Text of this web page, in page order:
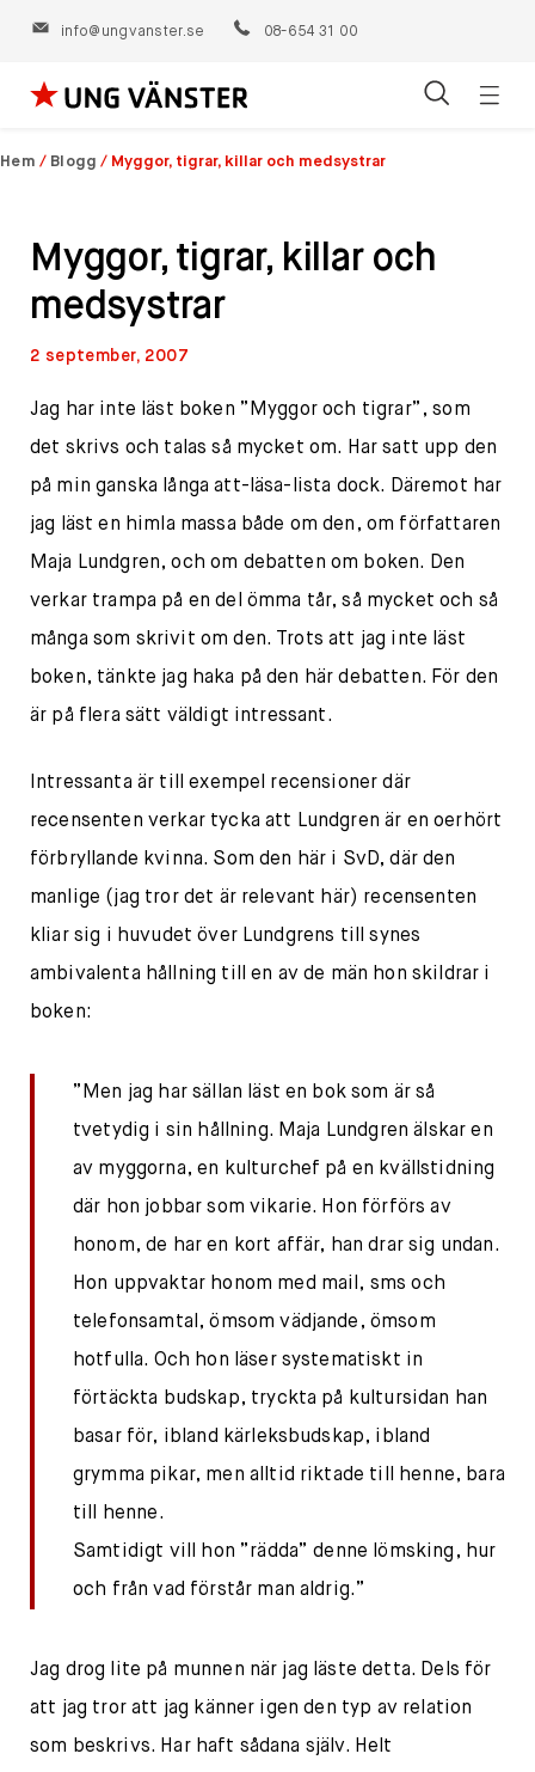
info@ungvanster.se 08-654 31 00
Hoppa
till
Hem / Blogg / Myggor, tigrar, killar och medsystrar
Myggor, tigrar, killar och
medsystrar
2 september, 2007
Jag har inte läst boken ”Myggor och tigrar”, som
det skrivs och talas så mycket om. Har satt upp den
på min ganska långa att-läsa-lista dock. Däremot har
jag läst en himla massa både om den, om författaren
Maja Lundgren, och om debatten om boken. Den
verkar trampa på en del ömma tår, så mycket och så
många som skrivit om den. Trots att jag inte läst
boken, tänkte jag haka på den här debatten. För den
är på flera sätt väldigt intressant.
Intressanta är till exempel recensioner där
recensenten verkar tycka att Lundgren är en oerhört
förbryllande kvinna. Som den här i SvD, där den
manlige (jag tror det är relevant här) recensenten
kliar sig i huvudet över Lundgrens till synes
ambivalenta hållning till en av de män hon skildrar i
boken:
”Men jag har sällan läst en bok som är så
tvetydig i sin hållning. Maja Lundgren älskar en
av myggorna, en kulturchef på en kvällstidning
där hon jobbar som vikarie. Hon förförs av
honom, de har en kort affär, han drar sig undan.
Hon uppvaktar honom med mail, sms och
telefonsamtal, ömsom vädjande, ömsom
hotfulla. Och hon läser systematiskt in
förtäckta budskap, tryckta på kultursidan han
basar för, ibland kärleksbudskap, ibland
grymma pikar, men alltid riktade till henne, bara
till henne.
Samtidigt vill hon ”rädda” denne lömsking, hur
och från vad förstår man aldrig.”
Jag drog lite på munnen när jag läste detta. Dels för
att jag tror att jag känner igen den typ av relation
som beskrivs. Har haft sådana själv. Helt